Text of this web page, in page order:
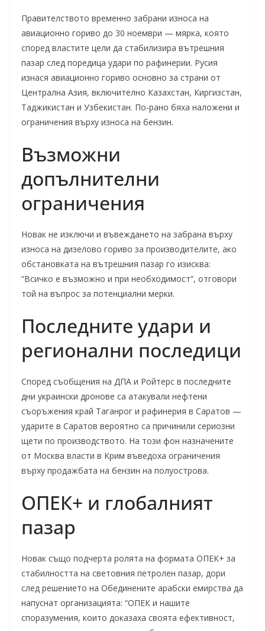
Правителството временно забрани износа на
авиационно гориво до 30 ноември — мярка, която
според властите цели да стабилизира вътрешния
пазар след поредица удари по рафинерии. Русия
изнася авиационно гориво основно за страни от
Централна Азия, включително Казахстан, Киргизстан,
Таджикистан и Узбекистан. По-рано бяха наложени и
ограничения върху износа на бензин.
Възможни
допълнителни
ограничения
Новак не изключи и въвеждането на забрана върху
износа на дизелово гориво за производителите, ако
обстановката на вътрешния пазар го изисква:
“Всичко е възможно и при необходимост”, отговори
той на въпрос за потенциални мерки.
Последните удари и
регионални последици
Според съобщения на ДПА и Ройтерс в последните
дни украински дронове са атакували нефтени
съоръжения край Таганрог и рафинерия в Саратов —
ударите в Саратов вероятно са причинили сериозни
щети по производството. На този фон назначените
от Москва власти в Крим въведоха ограничения
върху продажбата на бензин на полуострова.
ОПЕК+ и глобалният
пазар
Новак също подчерта ролята на формата ОПЕК+ за
стабилността на световния петролен пазар, дори
след решението на Обединените арабски емирства да
напуснат организацията: “ОПЕК и нашите
споразумения, които доказаха своята ефективност,